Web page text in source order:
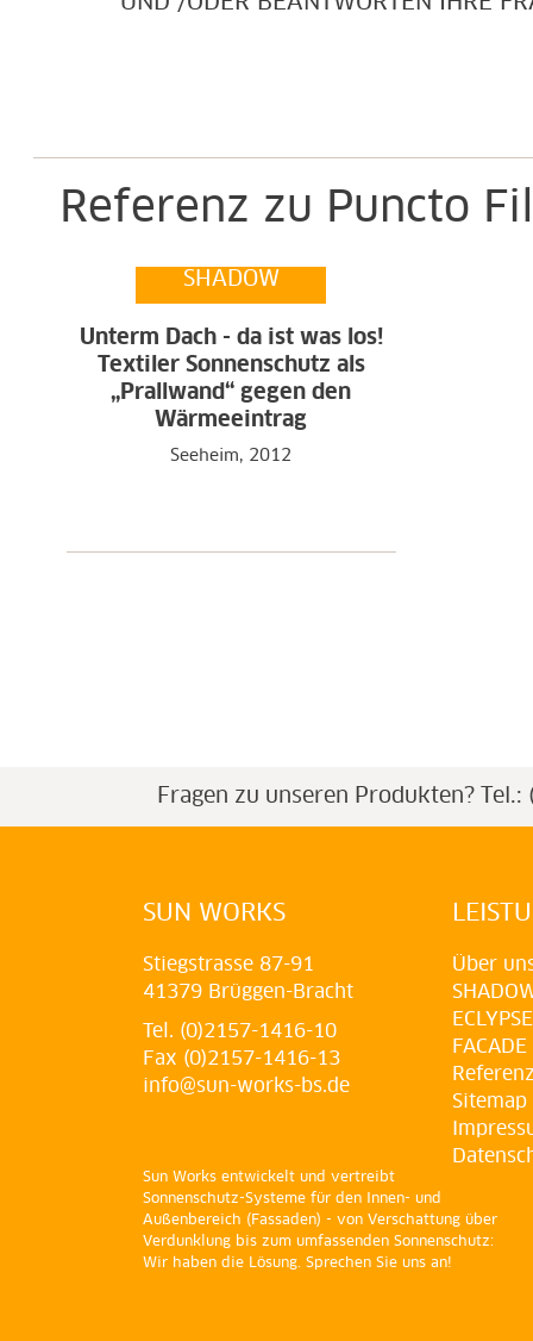
Referenz zu Puncto
SHADOW
Unterm Dach - da ist was los!
Textiler Sonnenschutz als
„Prallwand“ gegen den
Wärmeeintrag
Seeheim, 2012
Fragen zu unseren Produkten?
SUN WORKS
Stiegstrasse 87-91
41379 Brüggen-Bracht
Tel. (0)2157-1416-10
Fax (0)2157-1416-13
info@sun-works-bs.de
Über
ECLYPSE
FACADE
Sitemap
Sun Works entwickelt und vertreibt
Sonnenschutz-Systeme für den Innen- und
Außenbereich (Fassaden) - von Verschattung über
Verdunklung bis zum umfassenden Sonnenschutz:
Wir haben die Lösung. Sprechen Sie uns an!